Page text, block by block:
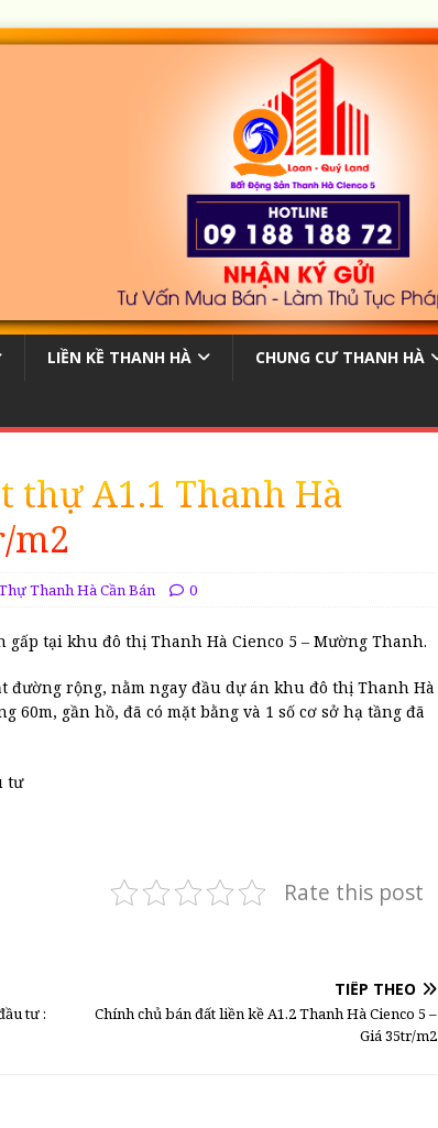
LIỀN KỀ THANH HÀ CHUNG CƯ THANH HÀ
thự A1.1 Thanh Hà
m2
Thanh Hà Cần Bán 0
gấp tại khu đô thị Thanh Hà Cienco 5 – Mường Thanh.
đường rộng, nằm ngay đầu dự án khu đô thị Thanh Hà
60m, gần hồ, đã có mặt bằng và 1 số cơ sở hạ tầng đã
tư
Rate this post
tư :
TIẾP THEO
Chính chủ bán đất liền kề A1.2 Thanh Hà Cienco 5 –
Giá 35tr/m2